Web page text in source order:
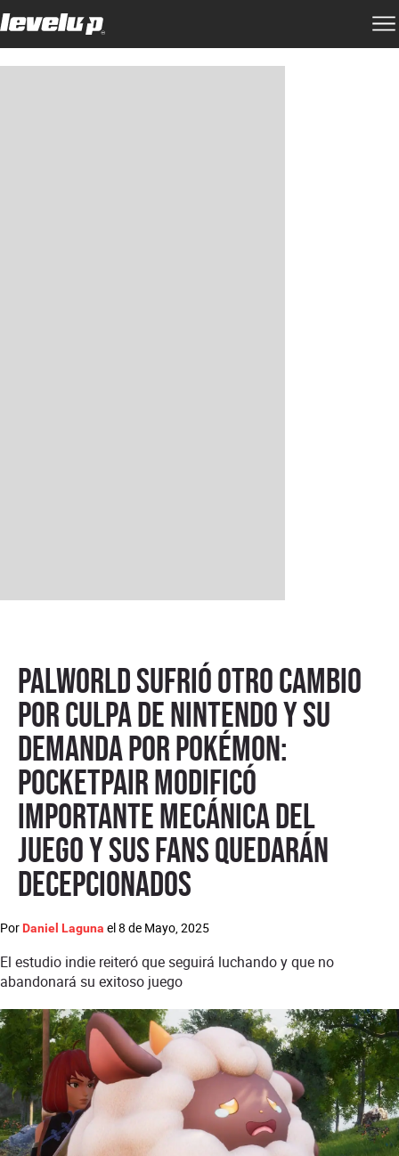
Palworld sufrió otro cambio
por culpa de Nintendo y su
demanda por Pokémon:
Pocketpair modificó
importante mecánica del
juego y sus fans quedarán
decepcionados
Por Daniel Laguna el8 de Mayo, 2025
El estudio indie reiteró que seguirá luchando y que no
abandonará su exitoso juego